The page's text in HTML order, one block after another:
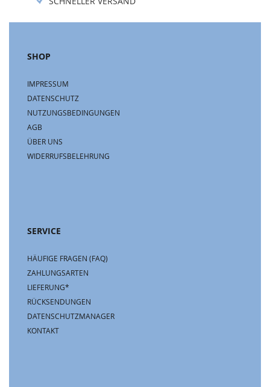
SHOP
IMPRESSUM
DATENSCHUTZ
NUTZUNGSBEDINGUNGEN
AGB
ÜBER UNS
WIDERRUFSBELEHRUNG
SERVICE
HÄUFIGE FRAGEN (FAQ)
ZAHLUNGSARTEN
LIEFERUNG*
RÜCKSENDUNGEN
DATENSCHUTZMANAGER
KONTAKT